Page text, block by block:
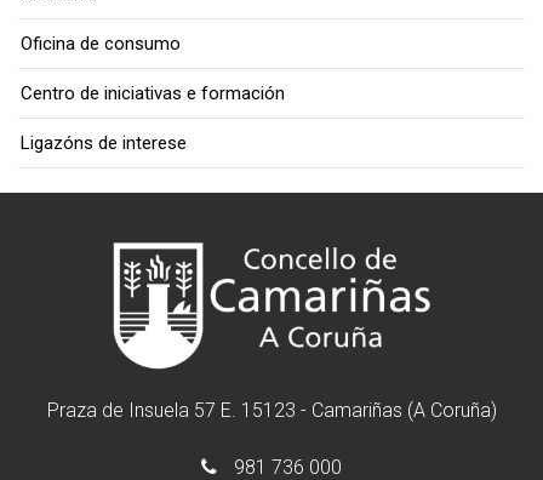
Oficina de consumo
Centro de iniciativas e formación
Ligazóns de interese
Praza de Insuela 57 E. 15123 - Camariñas (A Coruña)
981 736 000